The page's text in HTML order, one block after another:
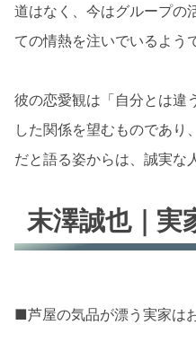
道はなく、今はグループの
ての情熱を注いでいるよう
彼の恋愛観は「自分とは違
した関係を望むものであり
だと語る姿からは、誠実な
末澤誠也｜実
■芦屋の気品が漂う実家は